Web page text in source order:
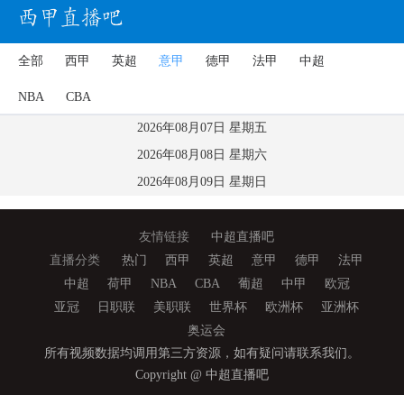
全部 西甲 英超 意甲 德甲 法甲 中超
NBA CBA
2026年08月07日 星期五
2026年08月08日 星期六
2026年08月09日 星期日
友情链接
中超直播吧
直播分类
热门 西甲 英超 意甲 德甲
法甲
中超
荷甲 NBA CBA 葡超 中甲
欧冠
亚冠
日职联 美职联 世界杯 欧洲杯
亚洲杯
奥运会
所有视频数据均调用第三方资源，如有疑问请联系我们。
Copyright @ 中超直播吧